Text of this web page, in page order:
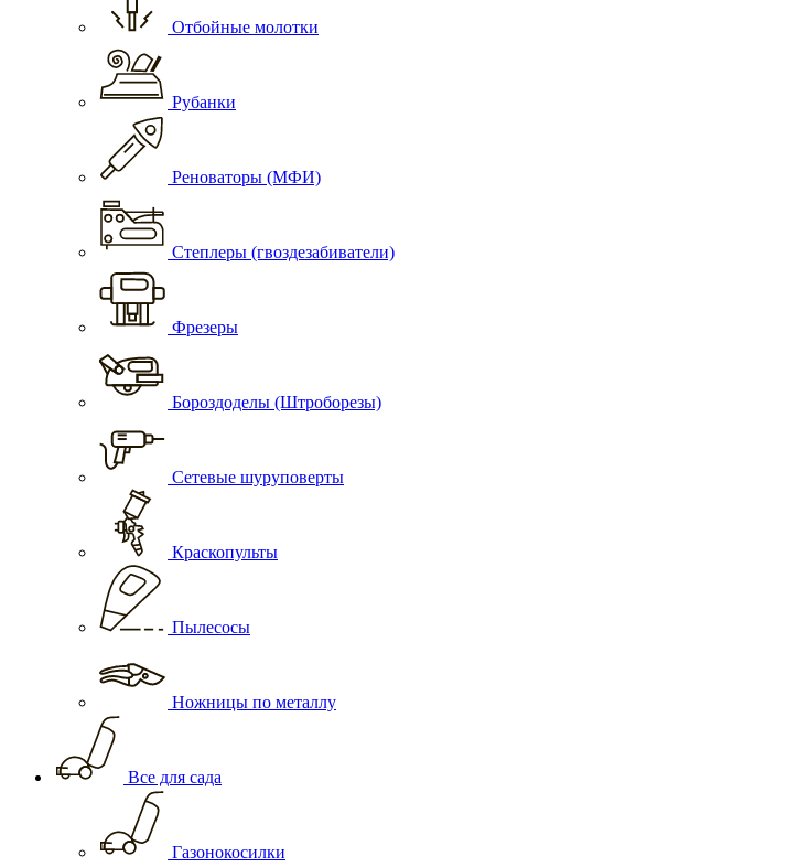
Отбойные молотки
Рубанки
Реноваторы (МФИ)
Степлеры (гвоздезабиватели)
Фрезеры
Бороздоделы (Штроборезы)
Сетевые шуруповерты
Краскопульты
Пылесосы
Ножницы по металлу
Все для сада
Газонокосилки